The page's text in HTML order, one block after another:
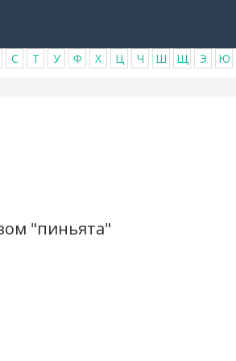
С Т У Ф Х Ц Ч Ш Щ Э Ю
"пиньята"